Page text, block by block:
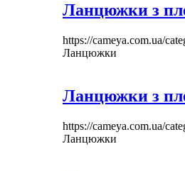
Ланцюжки з
https://cameya.com.ua/
Ланцюжки
Ланцюжки з
https://cameya.com.ua/
Ланцюжки